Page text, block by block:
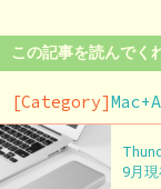
この記事を読んでく
[Category]
9月現